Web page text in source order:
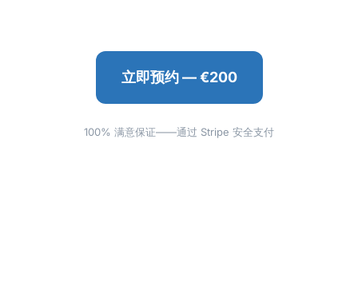
立即预约 — €200
100% 满意保证——通过 Stripe 安全支付